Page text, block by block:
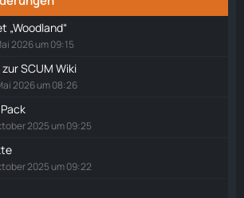
„Woodland“
2026 um 09:15
SCUM Wiki
2026 um 08:26
2025 um 09:25
2025 um 09:22